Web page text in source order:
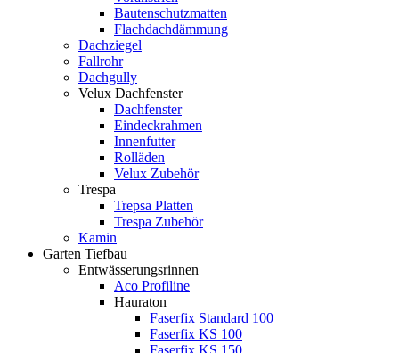
Bautenschutzmatten
Flachdachdämmung
Dachziegel
Fallrohr
Dachgully
Velux Dachfenster
Dachfenster
Eindeckrahmen
Innenfutter
Rolläden
Velux Zubehör
Trespa
Trepsa Platten
Trespa Zubehör
Kamin
Garten Tiefbau
Entwässerungsrinnen
Aco Profiline
Hauraton
Faserfix Standard 100
Faserfix KS 100
Faserfix KS 150